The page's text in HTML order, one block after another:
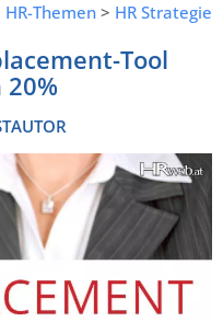
HR-Themen > HR Strategie
Tool